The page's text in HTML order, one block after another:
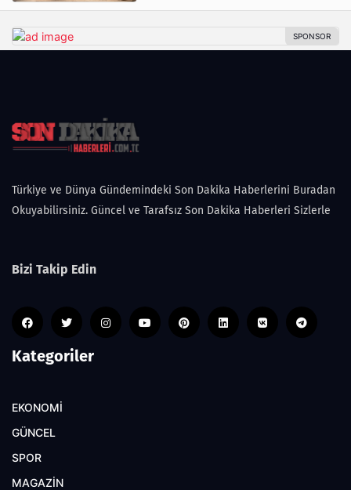
Türkiye ve Dünya Gündemindeki Son Dakika Haberlerini Buradan
Okuyabilirsiniz. Güncel ve Tarafsız Son Dakika Haberleri Sizlerle
Bizi Takip Edin
Kategoriler
EKONOMİ
GÜNCEL
SPOR
MAGAZİN